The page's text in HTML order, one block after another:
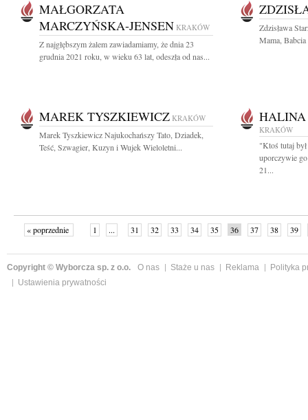
MAŁGORZATA
MARCZYŃSKA-JENSEN KRAKÓW
Z najgłębszym żalem zawiadamiamy, że dnia 23
grudnia 2021 roku, w wieku 63 lat, odeszła od nas...
Zdzisława
Mama,
MAREK TYSZKIEWICZ KRAKÓW
Marek Tyszkiewicz Najukochańszy Tato, Dziadek,
Teść, Szwagier, Kuzyn i Wujek Wieloletni...
HALINA
KRAKÓW
"Ktoś tutaj
uporczywie
21...
« poprzednie 1 ... 31 32 33 34 35 36 37 38
39
Copyright © Wyborcza sp. z o.o. O nas Staże u nas Reklama
Polityka
Ustawienia prywatności